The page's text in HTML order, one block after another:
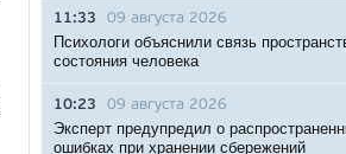
11:33 09 августа 2026
Психологи объяснили связь
состояния человека
10:23 09 августа 2026
Эксперт предупредил о
ошибках при хранении сбережений